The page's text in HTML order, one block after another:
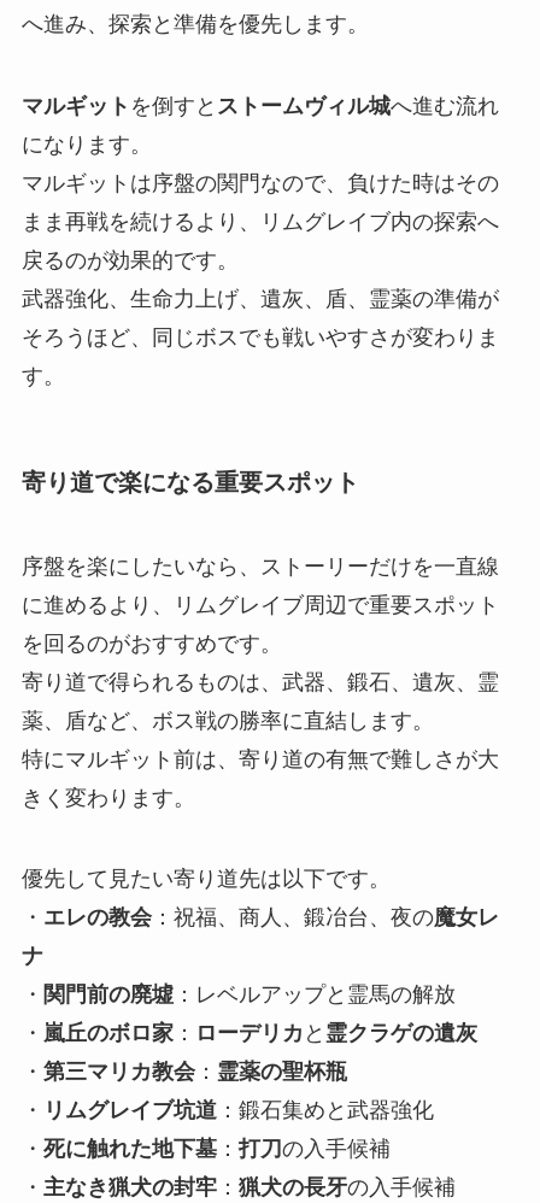
へ進み、探索と準備を優先します。
マルギット を倒すと ストームヴィル城へ進む流れ
になります。
マルギットは序盤の関門なので、負けた時はその
まま再戦を続けるより、リムグレイブ内の探索へ
戻るのが効果的です。
武器強化、生命力上げ、遺灰、盾、霊薬の準備が
そろうほど、同じボスでも戦いやすさが変わりま
す。
寄り道で楽になる重要スポット
序盤を楽にしたいなら、ストーリーだけを一直線
に進めるより、リムグレイブ周辺で重要スポット
を回るのがおすすめです。
寄り道で得られるものは、武器、鍛石、遺灰、霊
薬、盾など、ボス戦の勝率に直結します。
特にマルギット前は、寄り道の有無で難しさが大
きく変わります。
優先して見たい寄り道先は以下です。
・ エレの教会：祝福、商人、鍛冶台、夜の魔女レ
ナ
・ 関門前の廃墟：レベルアップと霊馬の解放
・ 嵐丘のボロ家： ローデリカ と 霊クラゲの遺灰
・ 第三マリカ教会： 霊薬の聖杯瓶
・ リムグレイブ坑道：鍛石集めと武器強化
・ 死に触れた地下墓：打刀の入手候補
・ 主なき猟犬の封牢： 猟犬の長牙の入手候補